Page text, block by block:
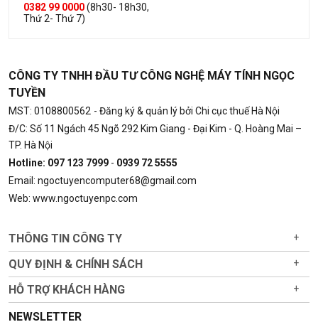
0382 99 0000(8h30- 18h30,
Thứ 2- Thứ 7)
CÔNG TY TNHH ĐẦU TƯ CÔNG NGHỆ MÁY TÍNH NGỌC
TUYỀN
MST: 0108800562 - Đăng ký & quản lý bởi Chi cục thuế Hà Nội
Đ/C: Số 11 Ngách 45 Ngõ 292 Kim Giang - Đại Kim - Q. Hoàng Mai –
TP. Hà Nội
Hotline: 097 123 7999 - 0939 72 5555
Email: ngoctuyencomputer68@gmail.com
Web: www.ngoctuyenpc.com
THÔNG TIN CÔNG TY +
QUY ĐỊNH & CHÍNH SÁCH +
HỖ TRỢ KHÁCH HÀNG +
NEWSLETTER